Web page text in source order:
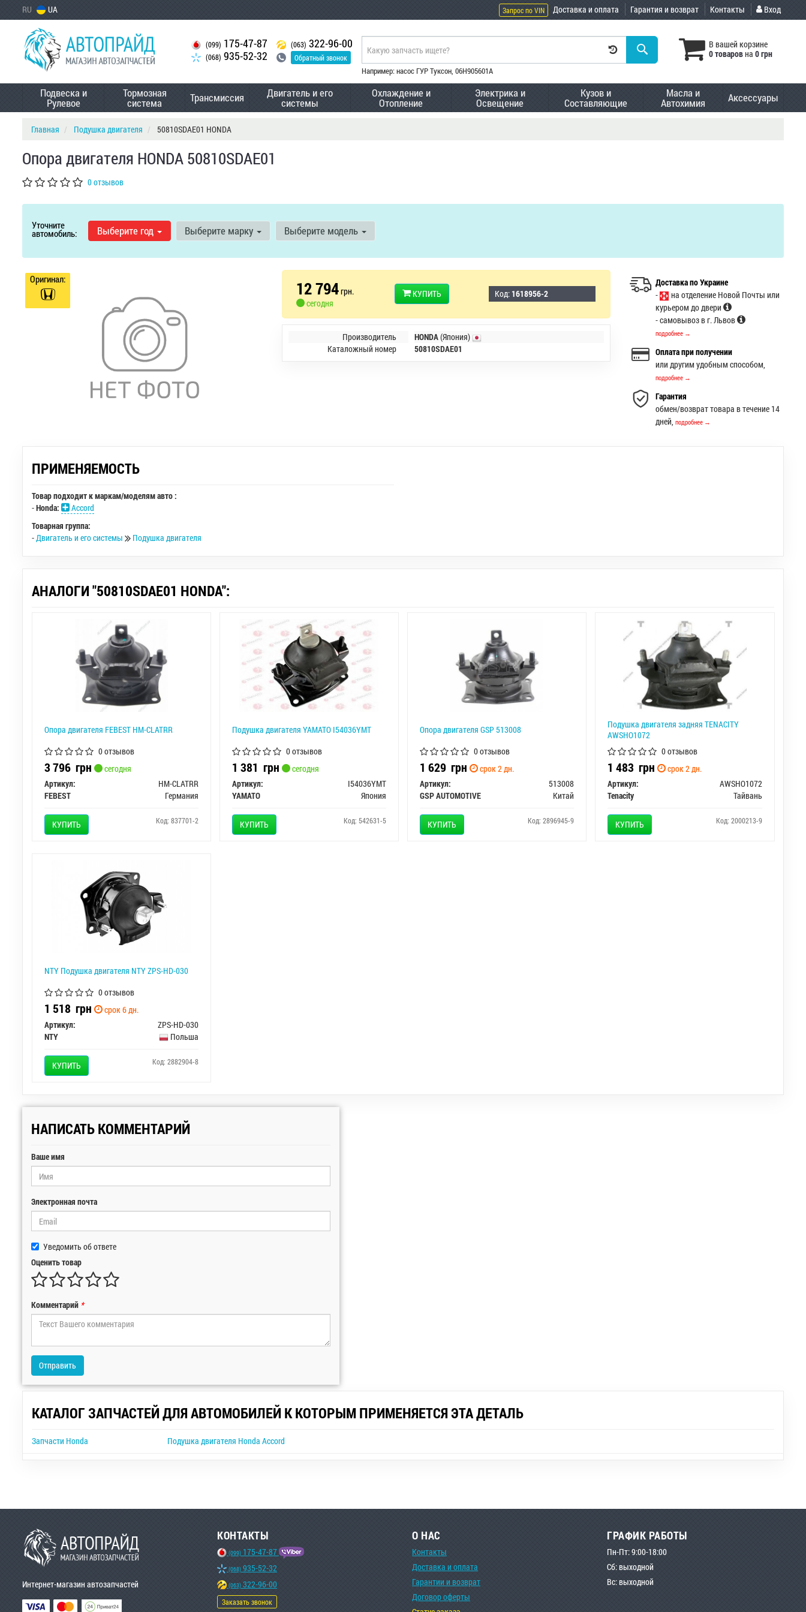
RU UA Запрос по VIN Доставка и оплата Гарантия и возврат Контакты Вход
(099) 175-47-87
(068) 935-52-32
(063) 322-96-00
Обратный звонок
В вашей корзине
0 товаровна 0 грн
Например: насос ГУР Туксон, 06H905601A
Подвеска и
Рулевое
Тормозная
система Трансмиссия Двигатель и его
системы
Охлаждение и
Отопление
Электрика и
Освещение
Кузов и
Составляющие
Масла и
Автохимия Аксессуары
Главная Подушка двигателя 50810SDAE01 HONDA
Опора двигателя HONDA 50810SDAE01
0 отзывов
Уточните
автомобиль: Выберите год Выберите марку Выберите модель
Оригинал: 12 794грн.
сегодня
КУПИТЬ Код: 1618956-2
Производитель HONDA(Япония)
Каталожный номер
50810SDAE01
Доставка по Украине
-
на отделение Новой Почты или
курьером до двери
- самовывоз в г. Львов
подробнее →
Оплата при получении
или другим удобным способом,
подробнее →
Гарантия
обмен/возврат товара в течение 14
дней,подробнее →
ПРИМЕНЯЕМОСТЬ
Товар подходит к маркам/моделям авто :
-Honda:
Accord
Товарная группа:
-Двигатель и его системы Подушка двигателя
АНАЛОГИ "50810SDAE01 HONDA":
Опора двигателя FEBEST HM-CLATRR
0 отзывов
3 796 грн
сегодня
Артикул:
HM-CLATRR
FEBEST
Германия
КУПИТЬ Код: 837701-2
Подушка двигателя YAMATO I54036YMT
0 отзывов
1 381 грн
сегодня
Артикул:
I54036YMT
YAMATO
Япония
КУПИТЬ Код: 542631-5
Опора двигателя GSP 513008
0 отзывов
1 629 грн
срок 2 дн.
Артикул:
513008
GSP AUTOMOTIVE
Китай
КУПИТЬ Код: 2896945-9
Подушка двигателя задняя TENACITY
AWSHO1072
0 отзывов
1 483грн
срок 2 дн.
Артикул:
AWSHO1072
Tenacity
Тайвань
КУПИТЬ Код: 2000213-9
NTY Подушка двигателя NTY ZPS-HD-030
0 отзывов
1 518 грн
срок 6 дн.
Артикул:
ZPS-HD-030
NTY
Польша
КУПИТЬ Код: 2882904-8
НАПИСАТЬ КОММЕНТАРИЙ
Ваше имя
Электронная почта
Уведомить об ответе
Оценить товар
Комментарий *
Отправить
КАТАЛОГ ЗАПЧАСТЕЙ ДЛЯ АВТОМОБИЛЕЙ К КОТОРЫМ ПРИМЕНЯЕТСЯ ЭТА ДЕТАЛЬ
Запчасти Honda Подушка двигателя Honda Accord
Интернет-магазин автозапчастей
КОНТАКТЫ
(099) 175-47-87
(068) 935-52-32
(063) 322-96-00
Заказать звонок
О НАС
Контакты
Доставка и оплата
Гарантии и возврат
Договор оферты
ГРАФИК РАБОТЫ
Пн-Пт: 9:00-18:00
Сб: выходной
Вс: выходной